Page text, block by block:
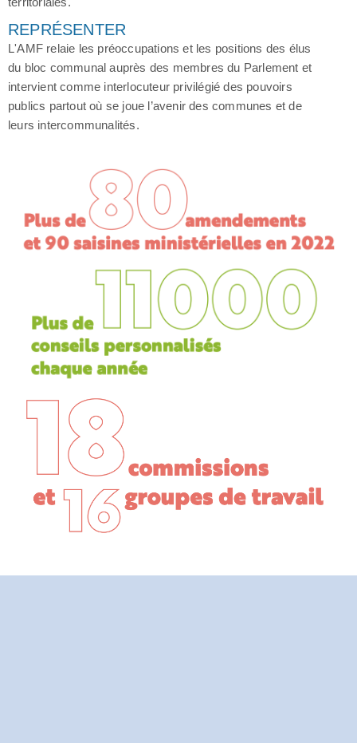
REPRÉSENTER
L'AMF relaie les préoccupations et les positions des élus
du bloc communal auprès des membres du Parlement et
intervient comme interlocuteur privilégié des pouvoirs
publics partout où se joue l’avenir des communes et de
leurs intercommunalités.